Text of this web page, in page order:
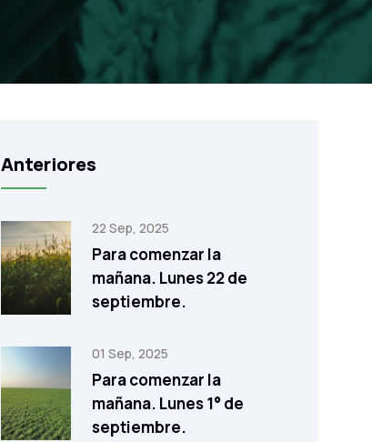
Anteriores
22 Sep, 2025
Para comenzar la
mañana. Lunes 22 de
septiembre.
01 Sep, 2025
Para comenzar la
mañana. Lunes 1° de
septiembre.